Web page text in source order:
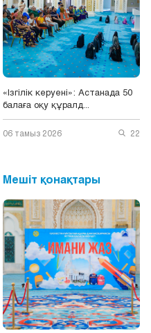
«Ізгілік керуені»: Астанада 50
балаға оқу құралд...
06 тамыз 2026 22
Мешіт қонақтары